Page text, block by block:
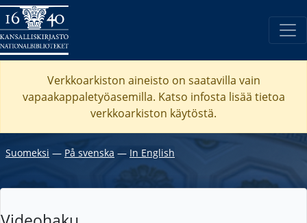
Verkkoarkiston aineisto on saatavilla vain
vapaakappaletyöasemilla. Katso infosta lisää tietoa
verkkoarkiston käytöstä.
Suomeksi ― På svenska ― In English